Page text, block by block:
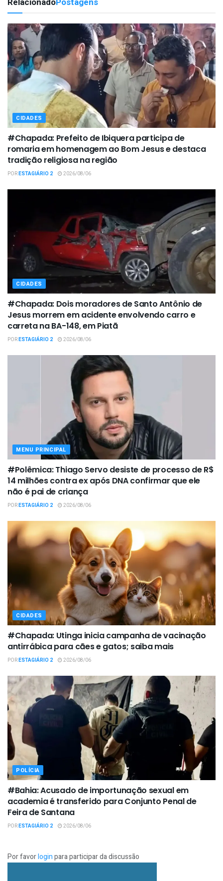
CIDADES
#Chapada: Prefeito de Ibiquera participa de
romaria em homenagem ao Bom Jesus e destaca
tradição religiosa na região
PORESTAGIÁRIO 2 2026/08/06
CIDADES
#Chapada: Dois moradores de Santo Antônio de
Jesus morrem em acidente envolvendo carro e
carreta na BA-148, em Piatã
PORESTAGIÁRIO 2 2026/08/06
MENU PRINCIPAL
#Polêmica: Thiago Servo desiste de processo de R$
14 milhões contra ex após DNA confirmar que ele
não é pai de criança
PORESTAGIÁRIO 2 2026/08/06
CIDADES
#Chapada: Utinga inicia campanha de vacinação
antirrábica para cães e gatos; saiba mais
PORESTAGIÁRIO 2 2026/08/06
POLÍCIA
#Bahia: Acusado de importunação sexual em
academia é transferido para Conjunto Penal de
Feira de Santana
PORESTAGIÁRIO 2 2026/08/06
Por favorloginpara participar da discussão